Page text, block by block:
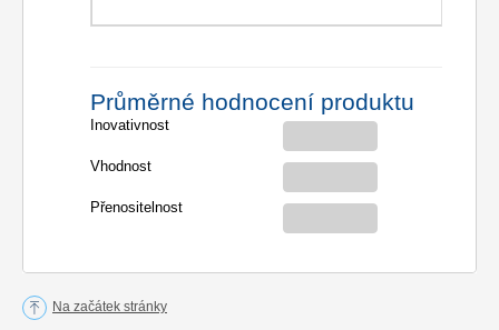
Průměrné hodnocení produktu
Inovativnost
Vhodnost
Přenositelnost
Na začátek stránky